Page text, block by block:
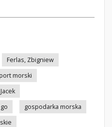
Ferlas, Zbigniew
morski
gospodarka morska